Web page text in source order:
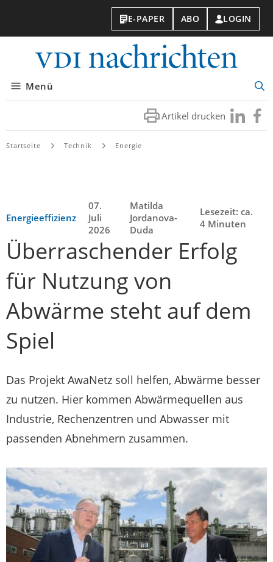
E-PAPER ABO LOGIN
Menü
Artikel drucken Besuchen
Sie
Sie
Startseite Technik Energie
Energieeffizienz
07.
Juli
2026
Matilda
Jordanova-
Duda
Lesezeit: ca.
4 Minuten
Überraschender Erfolg
für Nutzung von
Abwärme steht auf dem
Spiel
Das Projekt AwaNetz soll helfen, Abwärme besser
zu nutzen. Hier kommen Abwärmequellen aus
Industrie, Rechenzentren und Abwasser mit
passenden Abnehmern zusammen.